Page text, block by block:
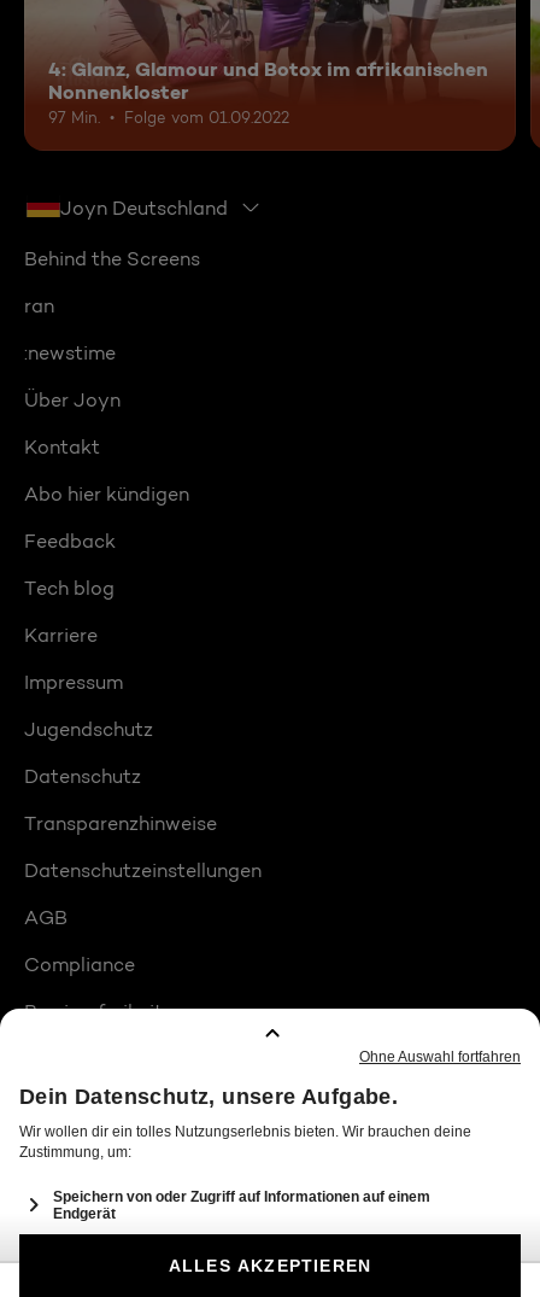
4: Glanz, Glamour und Botox im afrikanischen
Nonnenkloster
97 Min. Folge vom 01.09.2022
Joyn Deutschland
Behind the Screens
ran
:newstime
Über Joyn
Kontakt
Abo hier kündigen
Feedback
Tech blog
Karriere
Impressum
Jugendschutz
Datenschutz
Transparenzhinweise
Datenschutzeinstellungen
AGB
Compliance
Barrierefreiheit